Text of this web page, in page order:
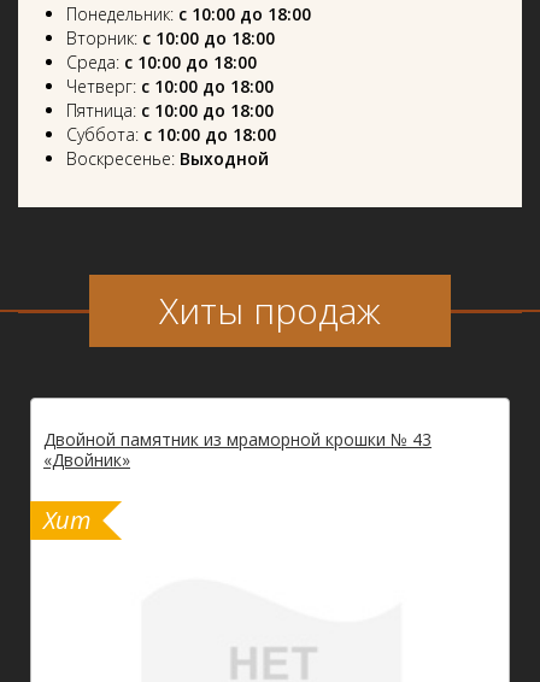
Понедельник: с 10:00 до 18:00
Вторник: с 10:00 до 18:00
Среда: с 10:00 до 18:00
Четверг: с 10:00 до 18:00
Пятница: с 10:00 до 18:00
Суббота: с 10:00 до 18:00
Воскресенье: Выходной
Хиты продаж
Двойной памятник из мраморной крошки № 43
«Двойник»
Хит